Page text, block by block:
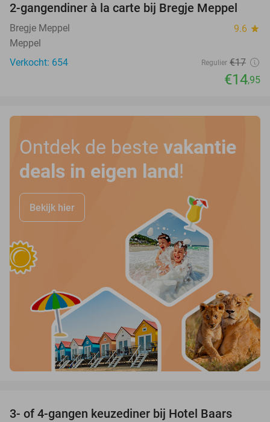
12%
2-gangendiner à la carte bij Bregje Meppel
Bregje Meppel 9.6 star
Meppel
Verkocht: 654
Regulier €17
€14,95
Ontdek de beste vakantie
deals in eigen land !
Bekijk hier
3- of 4-gangen keuzediner bij Hotel Baars